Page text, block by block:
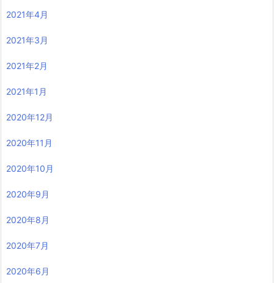
2021年4月
2021年3月
2021年2月
2021年1月
2020年12月
2020年11月
2020年10月
2020年9月
2020年8月
2020年7月
2020年6月